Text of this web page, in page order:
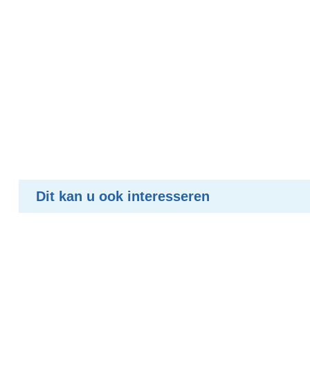
Dit kan u ook interesseren